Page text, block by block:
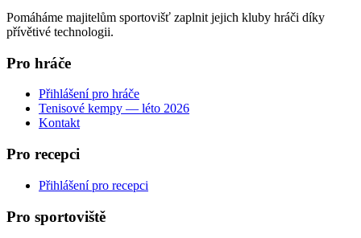
Pomáháme majitelům sportovišť zaplnit jejich kluby hráči díky
přívětivé technologii.
Pro hráče
Přihlášení pro hráče
Tenisové kempy — léto 2026
Kontakt
Pro recepci
Přihlášení pro recepci
Pro sportoviště